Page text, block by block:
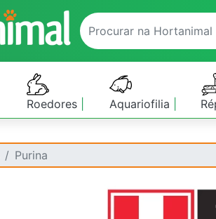
Roedores Aquariofilia
Purina